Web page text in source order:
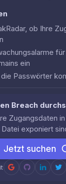
ob Ihre
ein
Passwörter
Breach
Zugangsdaten
Datei exponiert
Jetzt suchen